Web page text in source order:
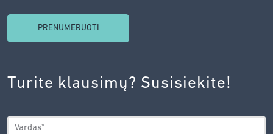
SUTINKU
AGENTŪROS
PRIVATUMO
POLITIKA.*
Turite klausimų? Susisiekite!
VARDAS*